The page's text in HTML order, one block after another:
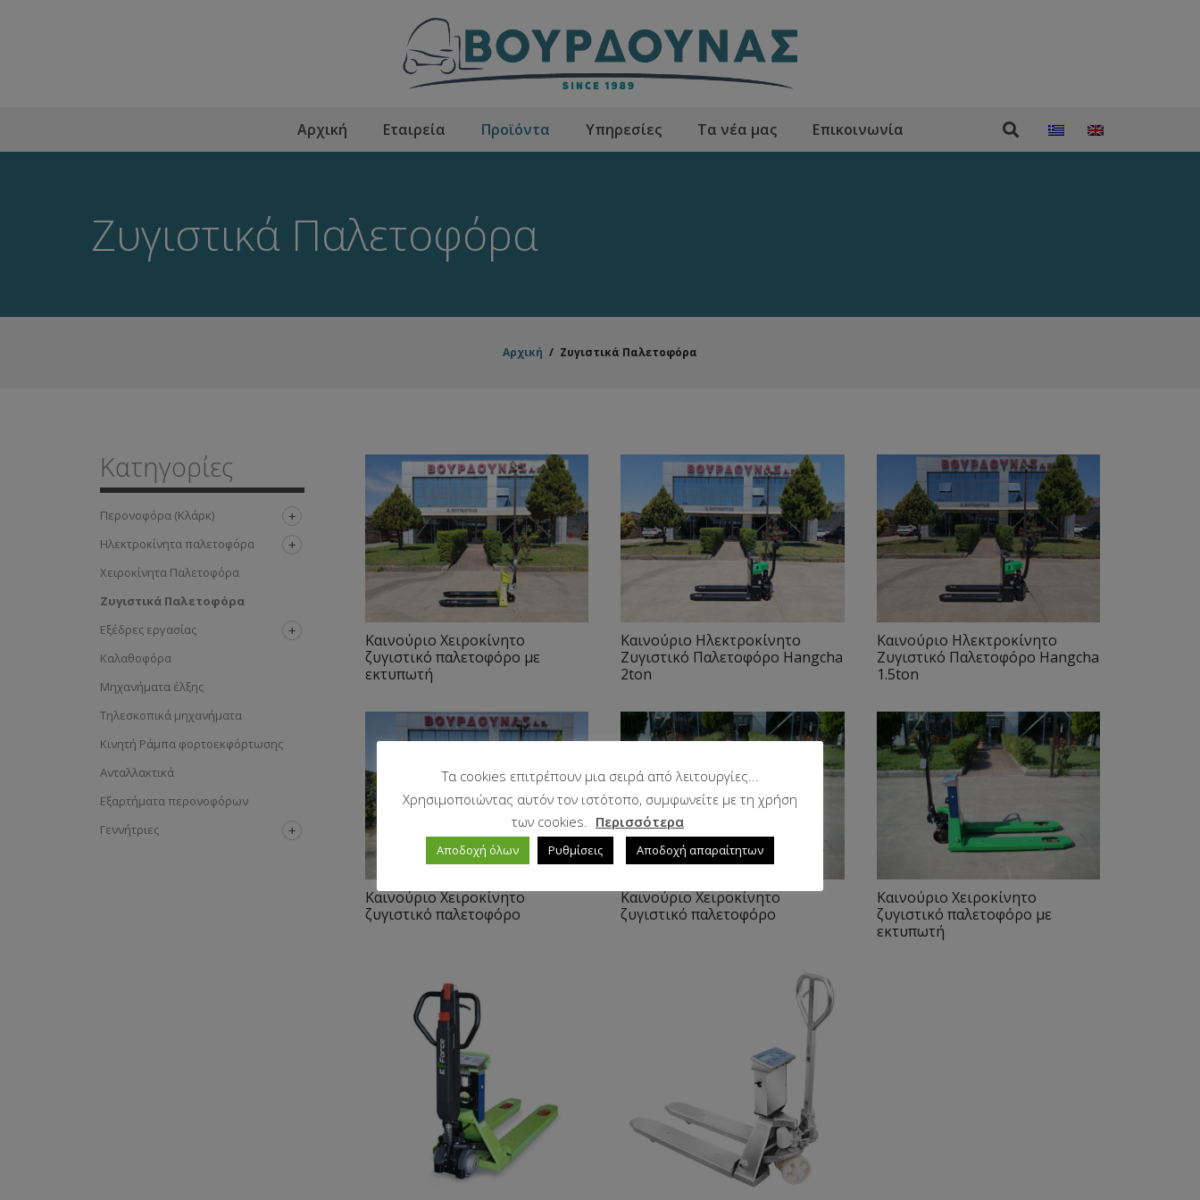
Αρχική Εταιρεία Προϊόντα Υπηρεσίες Τα νέα μας Επικοινωνία
Ζυγιστικά Παλετοφόρα
Αρχική / Ζυγιστικά Παλετοφόρα
Κατηγορίες
Περονοφόρα (Κλάρκ)
Ηλεκτροκίνητα παλετοφόρα
Χειροκίνητα Παλετοφόρα
Ζυγιστικά Παλετοφόρα
Εξέδρες εργασίας
Καλαθοφόρα
Μηχανήματα έλξης
Τηλεσκοπικά μηχανήματα
Κινητή Ράμπα φορτοεκφόρτωσης
Ανταλλακτικά
Εξαρτήματα περονοφόρων
Γεννήτριες
Καινούριο Χειροκίνητο
ζυγιστικό παλετοφόρο με
εκτυπωτή
Καινούριο Ηλεκτροκίνητο
Ζυγιστικό Παλετοφόρο Hangcha
2ton
Καινούριο Ηλεκτροκίνητο
Ζυγιστικό Παλετοφόρο Hangcha
1.5ton
Καινούριο Χειροκίνητο
ζυγιστικό παλετοφόρο
Καινούριο Χειροκίνητο
ζυγιστικό παλετοφόρο
Καινούριο Χειροκίνητο
ζυγιστικό παλετοφόρο με
εκτυπωτή
Τα cookies επιτρέπουν μια σειρά από λειτουργίες...
Χρησιμοποιώντας αυτόν τον ιστότοπο, συμφωνείτε με τη χρήση
των cookies. Περισσότερα
Αποδοχή όλων Ρυθμίσεις Αποδοχή απαραίτητων